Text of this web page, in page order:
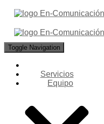
Toggle Navigation
Servicios
Equipo